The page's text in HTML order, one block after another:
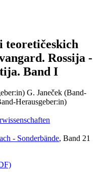
teoretičeskich
Rossija -
Band I
G. Janeček (Band-
Herausgeber:in)
- Sonderbände, Band 21